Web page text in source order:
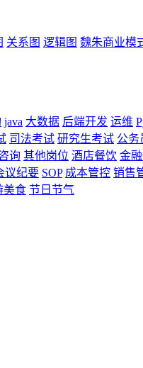
关系图 逻辑图 魏朱商业模
java 大数据 后端开发 运维
司法考试 研究生考试 公务
询 其他岗位 酒店餐饮 金
议纪要 SOP 成本管控 销售
美食 节日节气